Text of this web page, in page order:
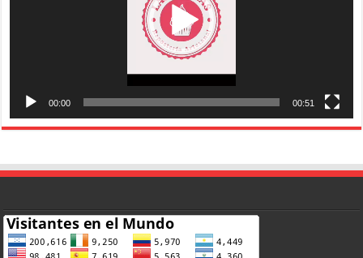
00:00 00:51